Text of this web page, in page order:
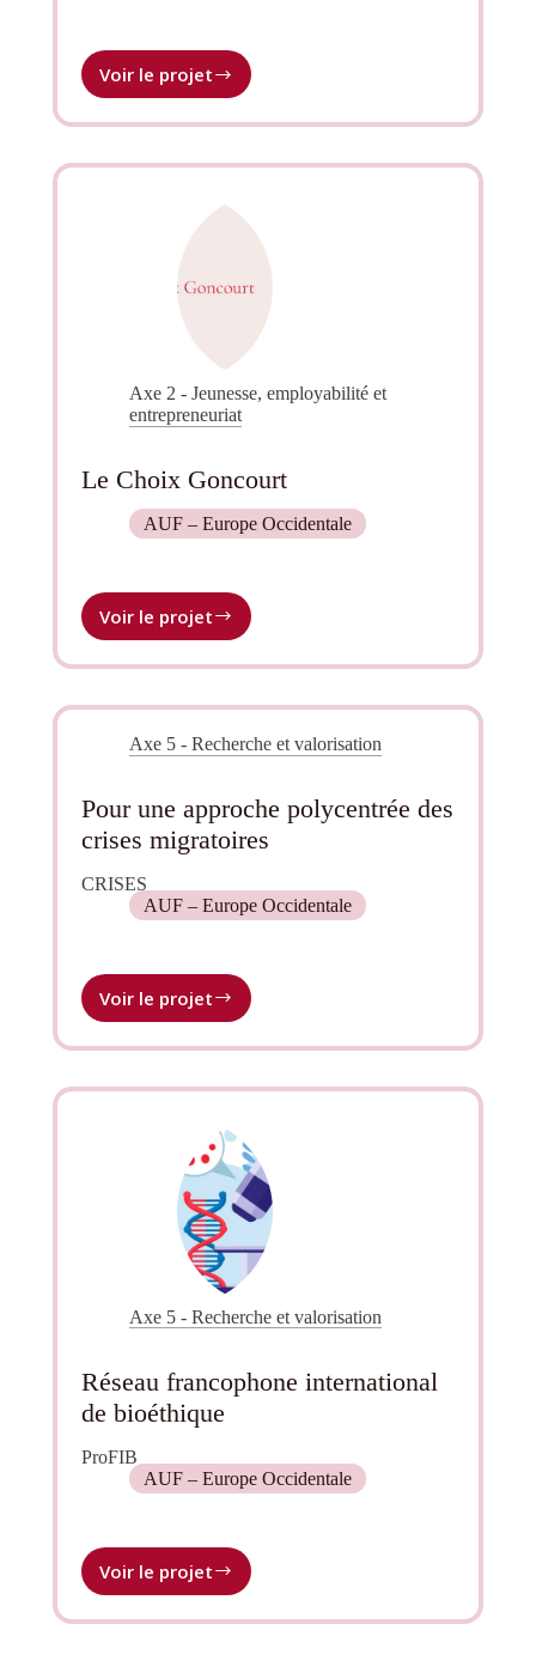
Voir le projet
Résultats
du
variation
dans
linguistique
balkaniques
contact
avec
les
pays
Axe 2 - Jeunesse, employabilité et
entrepreneuriat
Le Choix Goncourt
AUF – Europe Occidentale
Voir le projet
Le
Goncourt
Axe 5 - Recherche et valorisation
Pour une approche polycentrée des
crises migratoires
CRISES
AUF – Europe Occidentale
Voir le projet
Pour
approche
migratoires
Axe 5 - Recherche et valorisation
Réseau francophone international
de bioéthique
ProFIB
AUF – Europe Occidentale
Voir le projet
Réseau
international